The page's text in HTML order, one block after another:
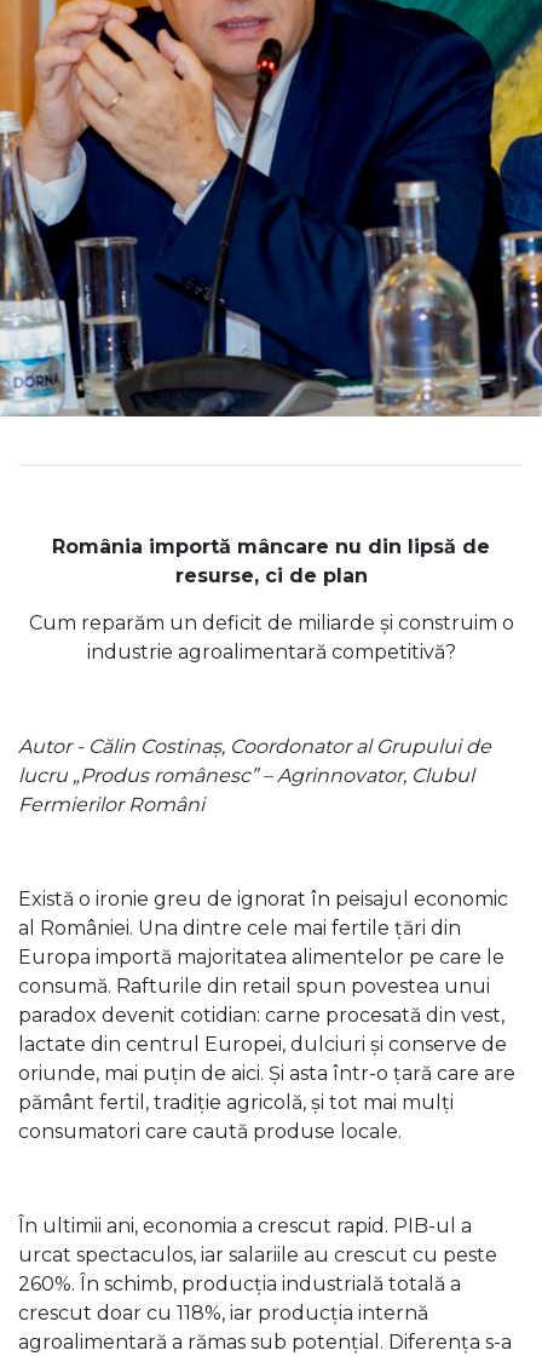
România importă mâncare nu din lipsă de
resurse, ci de plan
Cum reparăm un deficit de miliarde și construim o
industrie agroalimentară competitivă?
Autor - Călin Costinaș, Coordonator al Grupului de
lucru „Produs românesc” – Agrinnovator, Clubul
Fermierilor Români
Există o ironie greu de ignorat în peisajul economic
al României. Una dintre cele mai fertile țări din
Europa importă majoritatea alimentelor pe care le
consumă. Rafturile din retail spun povestea unui
paradox devenit cotidian: carne procesată din vest,
lactate din centrul Europei, dulciuri și conserve de
oriunde, mai puțin de aici. Și asta într-o țară care are
pământ fertil, tradiție agricolă, și tot mai mulți
consumatori care caută produse locale.
În ultimii ani, economia a crescut rapid. PIB-ul a
urcat spectaculos, iar salariile au crescut cu peste
260%. În schimb, producția industrială totală a
crescut doar cu 118%, iar producția internă
agroalimentară a rămas sub potențial. Diferența s-a